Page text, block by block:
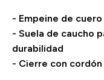
- Empeine de
- Suela de caucho
durabilidad
- Cierre con